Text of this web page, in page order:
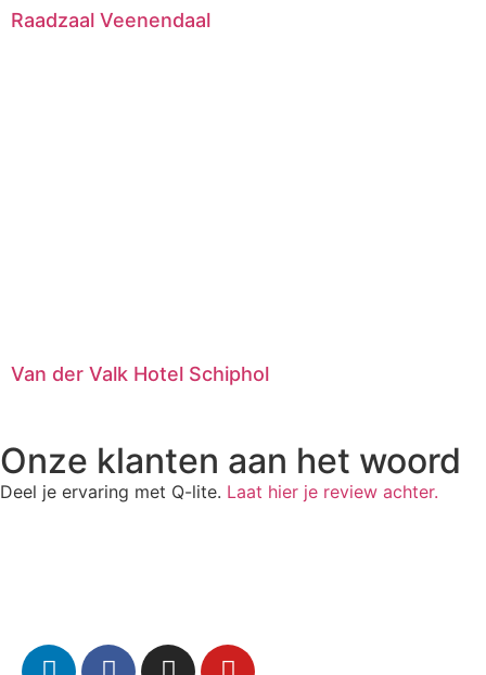
Raadzaal Veenendaal
Van der Valk Hotel Schiphol
Onze klanten aan het woord
Deel je ervaring met Q-lite. Laat hier je review achter.